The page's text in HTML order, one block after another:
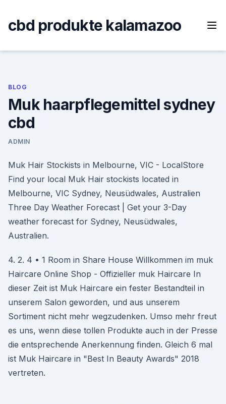
content
cbd produkte kalamazoo
BLOG
Muk haarpflegemittel sydney
cbd
ADMIN
Muk Hair Stockists in Melbourne, VIC - LocalStore
Find your local Muk Hair stockists located in
Melbourne, VIC Sydney, Neusüdwales, Australien
Three Day Weather Forecast | Get your 3-Day
weather forecast for Sydney, Neusüdwales,
Australien.
4. 2. 4 • 1 Room in Share House Willkommen im muk
Haircare Online Shop - Offizieller muk Haircare In
dieser Zeit ist Muk Haircare ein fester Bestandteil in
unserem Salon geworden, und aus unserem
Sortiment nicht mehr wegzudenken. Umso mehr freut
es uns, wenn diese tollen Produkte auch in der Presse
die entsprechende Anerkennung finden. Gleich 6 mal
ist Muk Haircare in "Best In Beauty Awards" 2018
vertreten.